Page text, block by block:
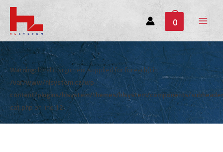
0
Main
Menu
Warning: Invalid argument supplied for foreach() in
/var/www/hlsystem.cz/wp-
content/plugins/hlsystem/themes/hlsystem/components/
cat.phpon line12